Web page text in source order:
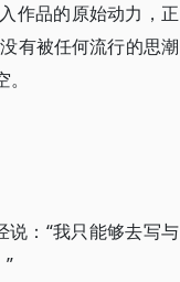
作品的原始动力，正
有被任何流行的思潮
说：“我只能够去写与